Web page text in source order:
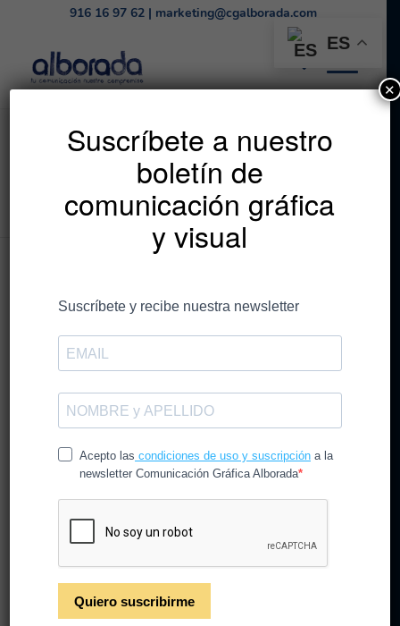
916 16 97 62| marketing@cgalborada.com
Listado de la etiqueta:
innovación
Estás en: Inicio / innovación
Entradas
San Valentín: campañas
que conectan e impactan
30 de diciembre de 2025 / enCG Alborada
Leer más
ES
Suscríbete a nuestro
boletín de
comunicación gráfica
y visual
✕